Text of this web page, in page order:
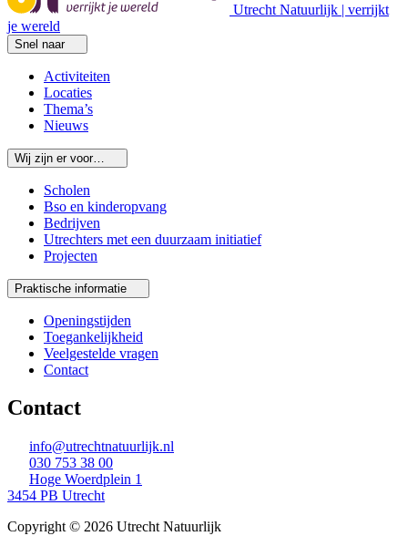
Utrecht Natuurlijk | verrijkt
je wereld
Snel naar
Activiteiten
Locaties
Thema’s
Nieuws
Wij zijn er voor…
Scholen
Bso en kinderopvang
Bedrijven
Utrechters met een duurzaam initiatief
Projecten
Praktische informatie
Openingstijden
Toegankelijkheid
Veelgestelde vragen
Contact
Contact
info@utrechtnatuurlijk.nl
030 753 38 00
Hoge Woerdplein 1
3454 PB Utrecht
Copyright © 2026 Utrecht Natuurlijk